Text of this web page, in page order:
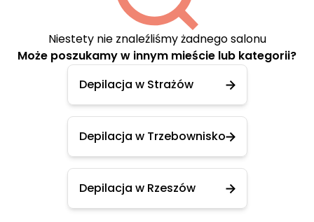
Niestety nie znaleźliśmy żadnego salonu
Może poszukamy w innym mieście lub kategorii?
Depilacja w Strażów
Depilacja w Trzebownisko
Depilacja w Rzeszów